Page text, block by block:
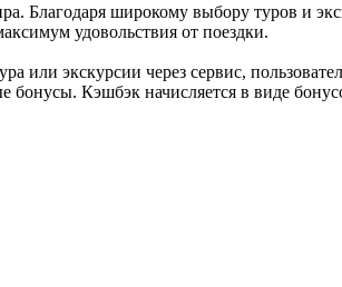
Благодаря широкому выбору туров и
удовольствия от поездки.
или экскурсии через сервис,
бонусы. Кэшбэк начисляется в виде